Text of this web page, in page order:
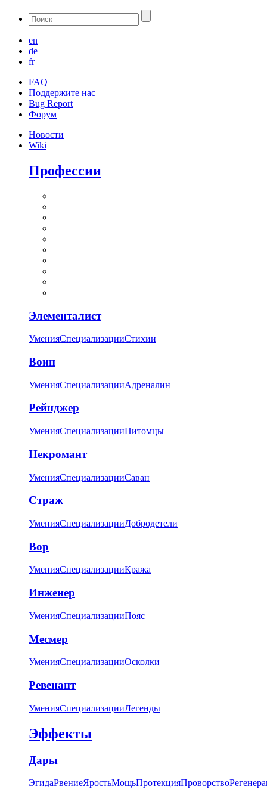
en
de
fr
FAQ
Поддержите нас
Bug Report
Форум
Новости
Wiki
Профессии
Элементалист
УменияСпециализацииСтихии
Воин
УменияСпециализацииАдреналин
Рейнджер
УменияСпециализацииПитомцы
Некромант
УменияСпециализацииСаван
Страж
УменияСпециализацииДобродетели
Вор
УменияСпециализацииКража
Инженер
УменияСпециализацииПояс
Месмер
УменияСпециализацииОсколки
Ревенант
УменияСпециализацииЛегенды
Эффекты
Дары
ЭгидаРвениеЯростьМощьПротекцияПроворство